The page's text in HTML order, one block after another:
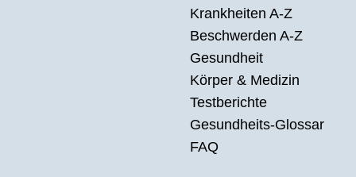
Krankheiten A-Z
Beschwerden A-Z
Gesundheit
Körper & Medizin
Testberichte
Gesundheits-Glossar
FAQ